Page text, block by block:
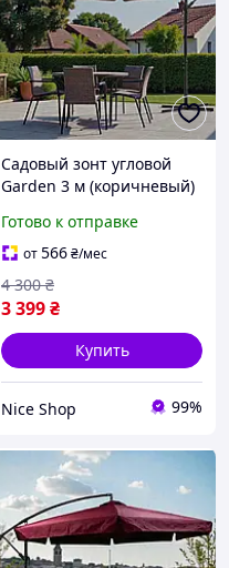
Садовый зонт угловой
Garden 3 м (коричневый)
полиэстер 180 г/м², Crank-
механизм, регулировка
угла, вентиляция
Готово к отправке
от566₴/мес
3 399₴
4 300 ₴
Купить
Nice Shop 99%